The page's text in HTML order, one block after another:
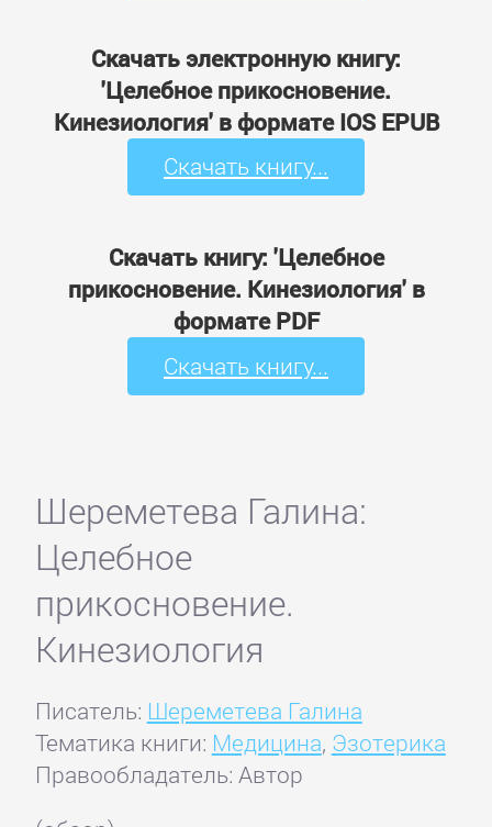
Скачать электронную книгу:
'Целебное прикосновение.
Кинезиология' в формате IOS EPUB
Скачать книгу...
Скачать книгу: 'Целебное
прикосновение. Кинезиология' в
формате PDF
Скачать книгу...
Шереметева Галина:
Целебное
прикосновение.
Кинезиология
Писатель: Шереметева Галина
Тематика книги: Медицина, Эзотерика
Правообладатель: Автор